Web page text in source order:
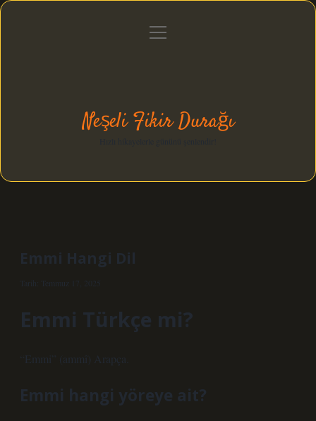
Gizlilik Politikası
menüyü
Neşeli Fikir Durağı
Emmi Hangi Dil
Tarih: Temmuz 17, 2025
Emmi Türkçe mi?
“Emmi” (ammî) Arapça.
Emmi hangi yöreye ait?